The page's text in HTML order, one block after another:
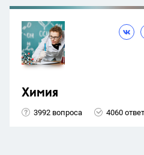
Химия
3992 вопроса 4060